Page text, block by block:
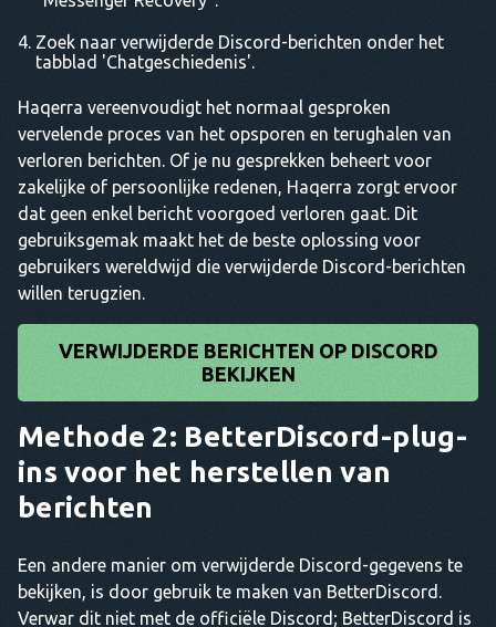
Zoek naar verwijderde Discord-berichten onder het
tabblad 'Chatgeschiedenis'.
Haqerra vereenvoudigt het normaal gesproken
vervelende proces van het opsporen en terughalen van
verloren berichten. Of je nu gesprekken beheert voor
zakelijke of persoonlijke redenen, Haqerra zorgt ervoor
dat geen enkel bericht voorgoed verloren gaat. Dit
gebruiksgemak maakt het de beste oplossing voor
gebruikers wereldwijd die verwijderde Discord-berichten
willen terugzien.
VERWIJDERDE BERICHTEN OP DISCORD
BEKIJKEN
Methode 2: BetterDiscord-plug-
ins voor het herstellen van
berichten
Een andere manier om verwijderde Discord-gegevens te
bekijken, is door gebruik te maken van BetterDiscord.
Verwar dit niet met de officiële Discord; BetterDiscord is